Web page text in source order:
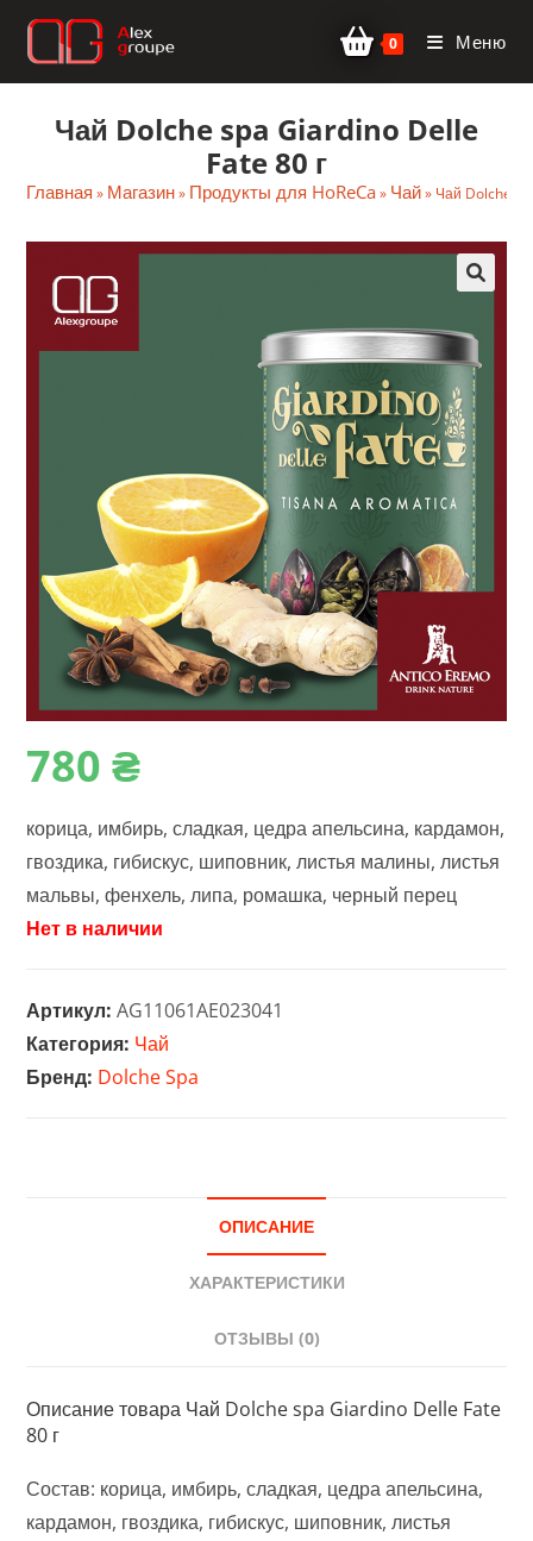
Перейти
0 Меню
Чай Dolche spa Giardino Delle
Fate 80 г
Главная » Магазин» Продукты для HoReCa» Чай» Чай Dolche
780₴
корица, имбирь, сладкая, цедра апельсина, кардамон,
гвоздика, гибискус, шиповник, листья малины, листья
мальвы, фенхель, липа, ромашка, черный перец
Нет в наличии
Артикул:AG11061AE023041
Категория: Чай
Бренд: Dolche Spa
ОПИСАНИЕ
ХАРАКТЕРИСТИКИ
ОТЗЫВЫ (0)
Описание товара Чай Dolche spa Giardino Delle Fate
80 г
Состав: корица, имбирь, сладкая, цедра апельсина,
кардамон, гвоздика, гибискус, шиповник, листья